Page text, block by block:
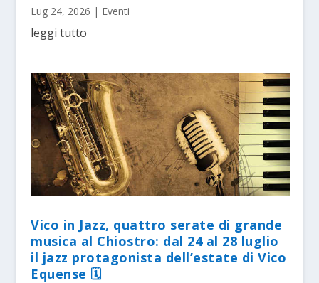
Lug 24, 2026 | Eventi
leggi tutto
Vico in Jazz, quattro serate di grande
musica al Chiostro: dal 24 al 28 luglio
il jazz protagonista dell’estate di Vico
Equense 🗓